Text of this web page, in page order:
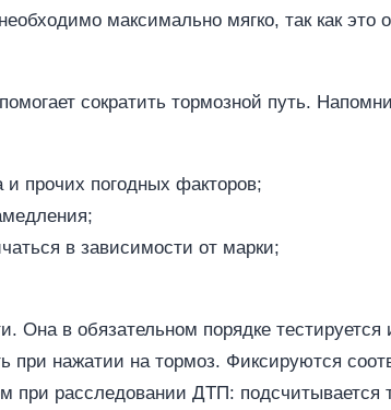
максимально мягко, так как это
сократить тормозной путь.
и прочих погодных факторов;
в зависимости от марки;
в обязательном порядке тестируется
при нажатии на тормоз. Фиксируются
при расследовании ДТП: подсчитывается